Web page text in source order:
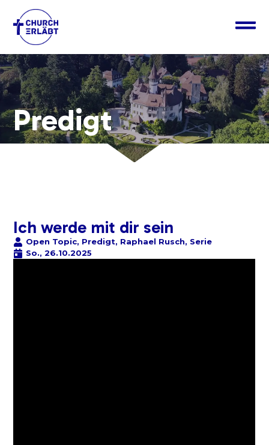
Predigt
Ich werde mit dir sein
Open Topic, Predigt, Raphael Rusch, Serie
So., 26.10.2025